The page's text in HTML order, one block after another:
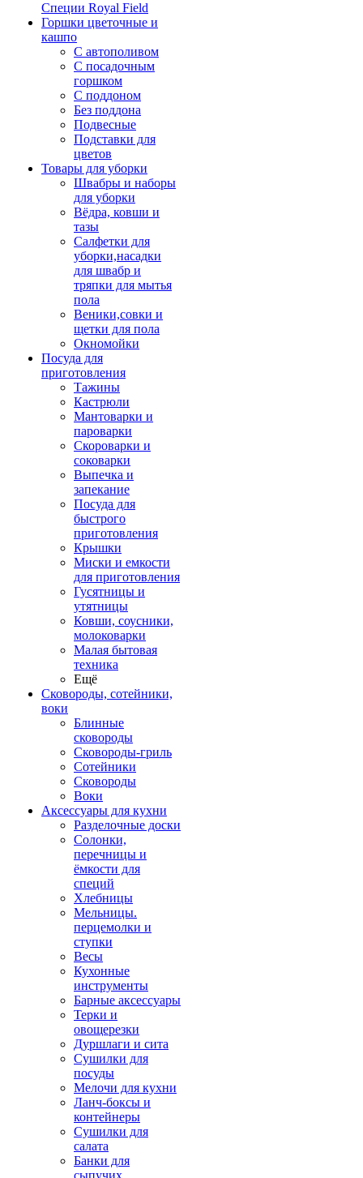
Специи Royal Field
Горшки цветочные и
кашпо
С автополивом
С посадочным
горшком
С поддоном
Без поддона
Подвесные
Подставки для
цветов
Товары для уборки
Швабры и наборы
для уборки
Вёдра, ковши и
тазы
Салфетки для
уборки,насадки
для швабр и
тряпки для мытья
пола
Веники,совки и
щетки для пола
Окномойки
Посуда для
приготовления
Тажины
Кастрюли
Мантоварки и
пароварки
Скороварки и
соковарки
Выпечка и
запекание
Посуда для
быстрого
приготовления
Крышки
Миски и емкости
для приготовления
Гусятницы и
утятницы
Ковши, соусники,
молоковарки
Малая бытовая
техника
Ещё
Сковороды, сотейники,
воки
Блинные
сковороды
Сковороды-гриль
Сотейники
Сковороды
Воки
Аксессуары для кухни
Разделочные доски
Солонки,
перечницы и
ёмкости для
специй
Хлебницы
Мельницы.
перцемолки и
ступки
Весы
Кухонные
инструменты
Барные аксессуары
Терки и
овощерезки
Дуршлаги и сита
Сушилки для
посуды
Мелочи для кухни
Ланч-боксы и
контейнеры
Сушилки для
салата
Банки для
сыпучих